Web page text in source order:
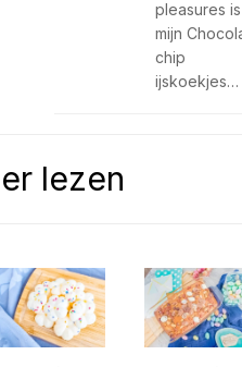
pleasures is
mijn
chip
ijskoekjes…
lezen